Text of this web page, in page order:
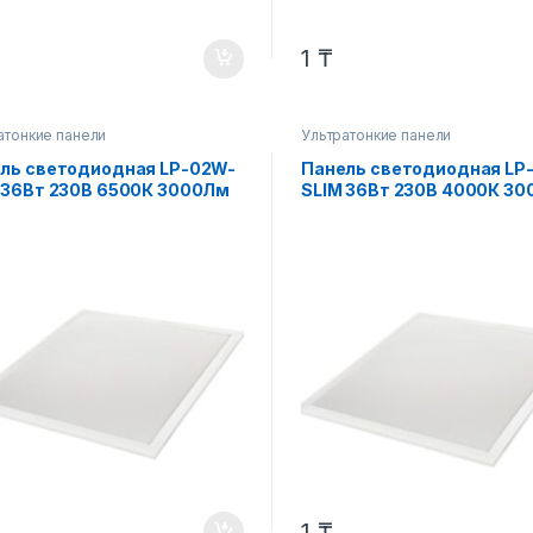
1 ₸
панели
светодиодная LP-02W-
36Вт 230В 6500К 3000Лм
Ультратонкие панели
Панель светодиодная
SLIM 36Вт 230В 4000К